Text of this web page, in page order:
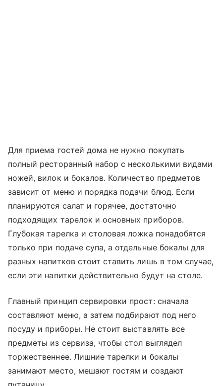
Для приема гостей дома не нужно покупать
полный ресторанный набор с несколькими видами
ножей, вилок и бокалов. Количество предметов
зависит от меню и порядка подачи блюд. Если
планируются салат и горячее, достаточно
подходящих тарелок и основных приборов.
Глубокая тарелка и столовая ложка понадобятся
только при подаче супа, а отдельные бокалы для
разных напитков стоит ставить лишь в том случае,
если эти напитки действительно будут на столе.
Главный принцип сервировки прост: сначала
составляют меню, а затем подбирают под него
посуду и приборы. Не стоит выставлять все
предметы из сервиза, чтобы стол выглядел
торжественнее. Лишние тарелки и бокалы
занимают место, мешают гостям и создают